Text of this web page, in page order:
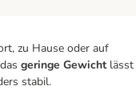
zu Hause oder auf
geringe Gewichtlässt
stabil.